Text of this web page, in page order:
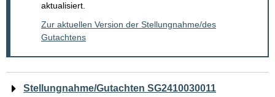
aktualisiert.
Zur aktuellen Version der Stellungnahme/des
Gutachtens
Navigation
Stellungnahme/Gutachten SG2410030011